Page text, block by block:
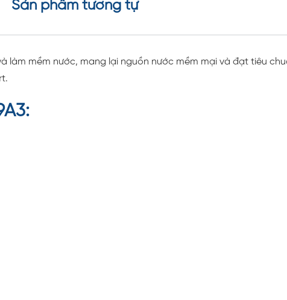
Sản phẩm tương tự
làm mềm nước, mang lại nguồn nước mềm mại và đạt tiêu